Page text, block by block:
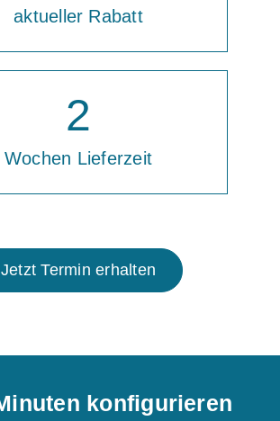
aktueller Rabatt
2
Wochen Lieferzeit
Jetzt Termin erhalten
konfigurieren